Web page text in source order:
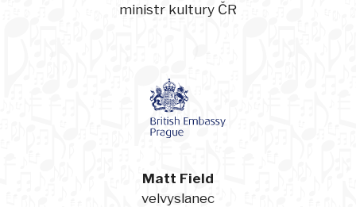
ministr kultury ČR
Matt Field
velvyslanec